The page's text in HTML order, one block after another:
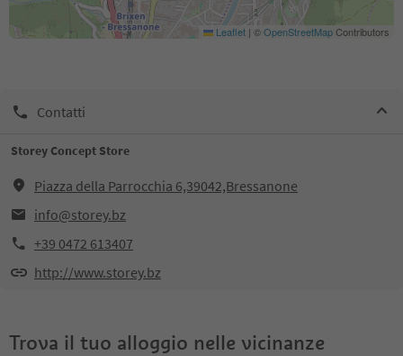
Leaflet | ©OpenStreetMapContributors
Contatti
Storey Concept Store
Piazza della Parrocchia 6,39042,Bressanone
info@storey.bz
+39 0472 613407
http://www.storey.bz
Trova il tuo alloggio nelle vicinanze